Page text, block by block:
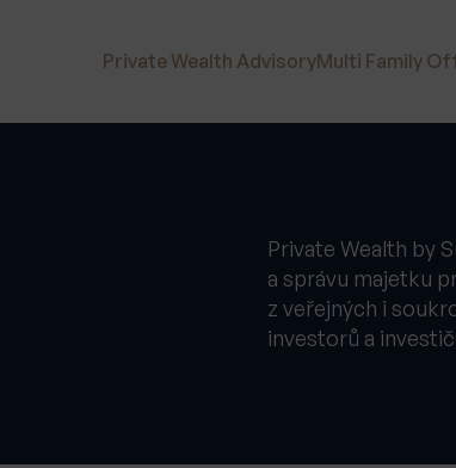
Private Wealth AdvisoryMulti Family
Private Wealth by
a správu majetku
z veřejných i
investorů a